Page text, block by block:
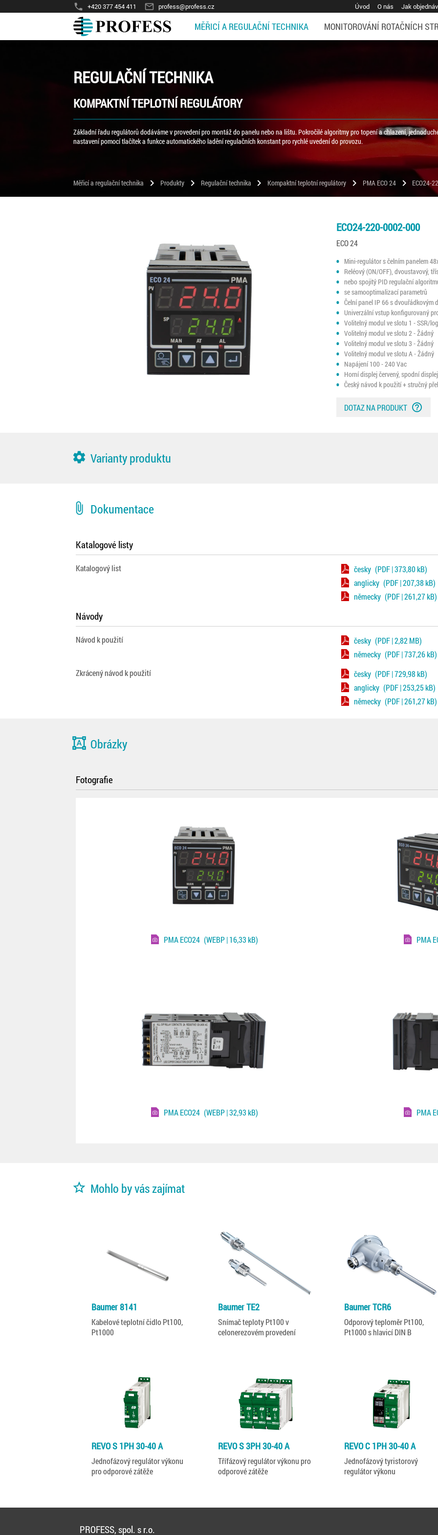
phone +420 377 454 411 mail_outline profess@profess.cz Úvod O nás Jak
MĚŘICÍ A REGULAČNÍ TECHNIKA MONITOROVÁNÍ ROTAČNÍCH
REGULAČNÍ TECHNIKA
KOMPAKTNÍ TEPLOTNÍ REGULÁTORY
Základní řadu regulátorů dodáváme v provedení pro montáž do panelu nebo na lištu. Pokročilé algoritmy pro topení a chlazení,
nastavení pomocí tlačítek a funkce automatického ladění regulačních konstant pro rychlé uvedení do provozu.
Měřicí a regulační technika chevron_right Produkty chevron_right Regulační technika chevron_right Kompaktní teplotní regulátory chevron_right PMA ECO 24 chevron_right ECO24-
ECO24-220-0002-000
ECO 24
Mini-regulátor s čelním panelem
Reléový (ON/OFF), dvoustavový,
nebo spojitý PID regulační
se samooptimalizací parametrů
Čelní panel IP 66 s dvouřádkovým
Univerzální vstup konfigurovaný
Volitelný modul ve slotu 1 - SSR/
Volitelný modul ve slotu 2 - Žádný
Volitelný modul ve slotu 3 - Žádný
Volitelný modul ve slotu A - Žádný
Napájení 100 - 240 Vac
Horní displej červený, spodní
Český návod k použití + stručný
DOTAZ NA PRODUKT help_outline
settings Varianty produktu
attach_file Dokumentace
Katalogové listy
Katalogový list česky (PDF | 373,80 kB)
anglicky (PDF | 207,38 kB)
německy (PDF | 261,27 kB)
Návody
Návod k použití česky (PDF | 2,82 MB)
německy (PDF | 737,26 kB)
Zkrácený návod k použití
česky (PDF | 729,98 kB)
anglicky (PDF | 253,25 kB)
německy (PDF | 261,27 kB)
format_shapes Obrázky
Fotografie
PMA ECO24 (WEBP | 16,33 kB) PMA
PMA ECO24 (WEBP | 32,93 kB) PMA
star_border Mohlo by vás zajímat
Baumer 8141
Kabelové teplotní čidlo Pt100,
Pt1000
Baumer TE2
Snímač teploty Pt100 v
celonerezovém provedení
Baumer TCR6
Odporový teploměr Pt100,
Pt1000 s hlavicí DIN B
REVO S 1PH 30-40 A
Jednofázový regulátor výkonu
pro odporové zátěže
REVO S 3PH 30-40 A
Třífázový regulátor výkonu pro
odporové zátěže
REVO C 1PH 30-40 A
Jednofázový tyristorový
regulátor výkonu
PROFESS, spol. s r.o.